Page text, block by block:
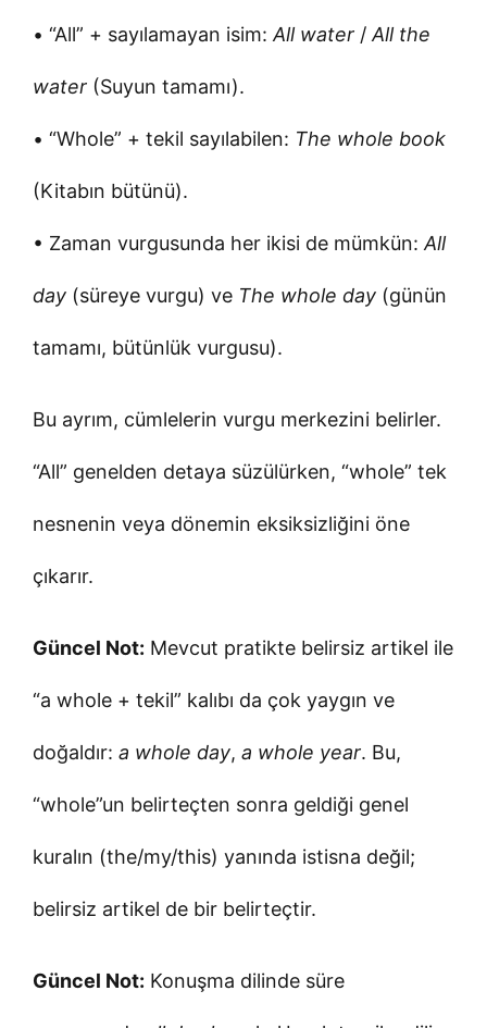
• “All” + sayılamayan isim: All water / All the
water (Suyun tamamı).
• “Whole” + tekil sayılabilen: The whole book
(Kitabın bütünü).
• Zaman vurgusunda her ikisi de mümkün: All
day (süreye vurgu) ve The whole day (günün
tamamı, bütünlük vurgusu).
Bu ayrım, cümlelerin vurgu merkezini belirler.
“All” genelden detaya süzülürken, “whole” tek
nesnenin veya dönemin eksiksizliğini öne
çıkarır.
Güncel Not: Mevcut pratikte belirsiz artikel ile
“a whole + tekil” kalıbı da çok yaygın ve
doğaldır: a whole day, a whole year. Bu,
“whole”un belirteçten sonra geldiği genel
kuralın (the/my/this) yanında istisna değil;
belirsiz artikel de bir belirteçtir.
Güncel Not: Konuşma dilinde süre